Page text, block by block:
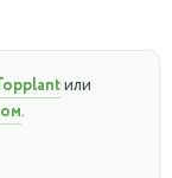
или
.